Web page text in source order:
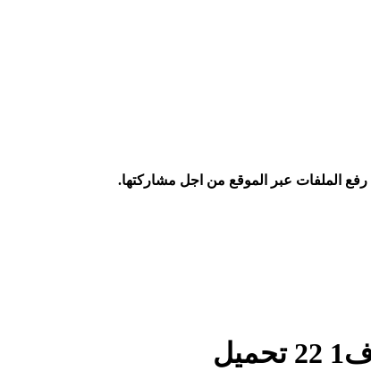
الملفات عبر الموقع من اجل مشاركتها.